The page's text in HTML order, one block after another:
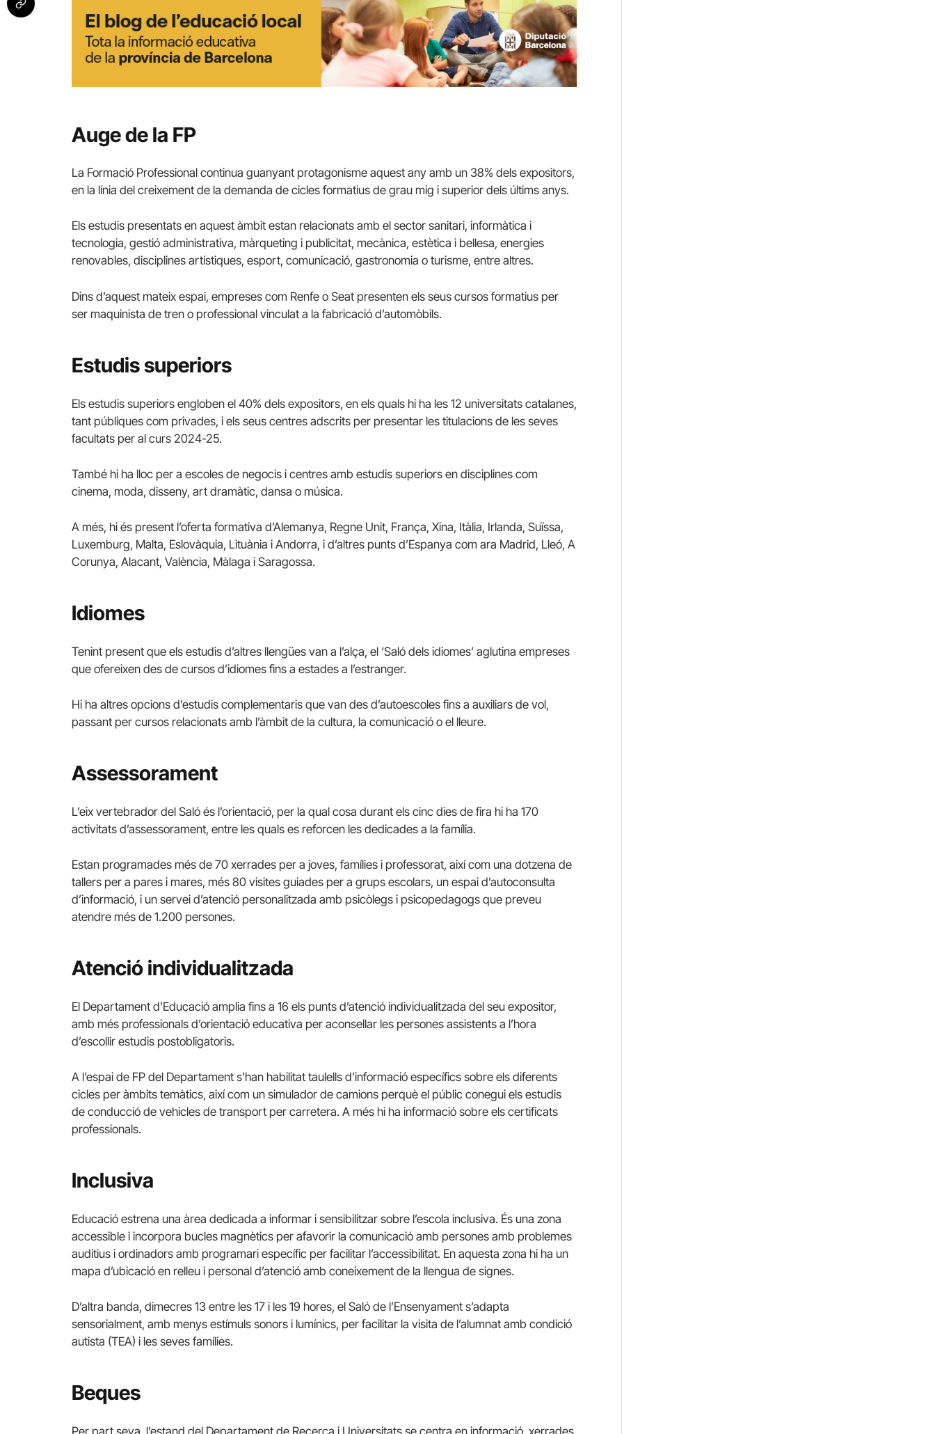
Auge de la FP
La Formació Professional continua guanyant protagonisme aquest any amb un 38% dels expositors,
en la línia del creixement de la demanda de cicles formatius de grau mig i superior dels últims anys.
Els estudis presentats en aquest àmbit estan relacionats amb el sector sanitari, informàtica i
tecnologia, gestió administrativa, màrqueting i publicitat, mecànica, estètica i bellesa, energies
renovables, disciplines artístiques, esport, comunicació, gastronomia o turisme, entre altres.
Dins d’aquest mateix espai, empreses com Renfe o Seat presenten els seus cursos formatius per
ser maquinista de tren o professional vinculat a la fabricació d’automòbils.
Estudis superiors
Els estudis superiors engloben el 40% dels expositors, en els quals hi ha les 12 universitats catalanes,
tant públiques com privades, i els seus centres adscrits per presentar les titulacions de les seves
facultats per al curs 2024-25.
També hi ha lloc per a escoles de negocis i centres amb estudis superiors en disciplines com
cinema, moda, disseny, art dramàtic, dansa o música.
A més, hi és present l’oferta formativa d’Alemanya, Regne Unit, França, Xina, Itàlia, Irlanda, Suïssa,
Luxemburg, Malta, Eslovàquia, Lituània i Andorra, i d’altres punts d’Espanya com ara Madrid, Lleó, A
Corunya, Alacant, València, Màlaga i Saragossa.
Idiomes
Tenint present que els estudis d’altres llengües van a l’alça, el ‘Saló dels idiomes’ aglutina empreses
que ofereixen des de cursos d’idiomes fins a estades a l’estranger.
Hi ha altres opcions d’estudis complementaris que van des d’autoescoles fins a auxiliars de vol,
passant per cursos relacionats amb l’àmbit de la cultura, la comunicació o el lleure.
Assessorament
L’eix vertebrador del Saló és l’orientació, per la qual cosa durant els cinc dies de fira hi ha 170
activitats d’assessorament, entre les quals es reforcen les dedicades a la família.
Estan programades més de 70 xerrades per a joves, famílies i professorat, així com una dotzena de
tallers per a pares i mares, més 80 visites guiades per a grups escolars, un espai d’autoconsulta
d’informació, i un servei d’atenció personalitzada amb psicòlegs i psicopedagogs que preveu
atendre més de 1.200 persones.
Atenció individualitzada
El Departament d’Educació amplia fins a 16 els punts d’atenció individualitzada del seu expositor,
amb més professionals d’orientació educativa per aconsellar les persones assistents a l’hora
d’escollir estudis postobligatoris.
A l’espai de FP del Departament s’han habilitat taulells d’informació específics sobre els diferents
cicles per àmbits temàtics, així com un simulador de camions perquè el públic conegui els estudis
de conducció de vehicles de transport per carretera. A més hi ha informació sobre els certificats
professionals.
Inclusiva
Educació estrena una àrea dedicada a informar i sensibilitzar sobre l’escola inclusiva. És una zona
accessible i incorpora bucles magnètics per afavorir la comunicació amb persones amb problemes
auditius i ordinadors amb programari específic per facilitar l’accessibilitat. En aquesta zona hi ha un
mapa d’ubicació en relleu i personal d’atenció amb coneixement de la llengua de signes.
D’altra banda, dimecres 13 entre les 17 i les 19 hores, el Saló de l’Ensenyament s’adapta
sensorialment, amb menys estímuls sonors i lumínics, per facilitar la visita de l’alumnat amb condició
autista (TEA) i les seves famílies.
Beques
Per part seva, l’estand del Departament de Recerca i Universitats se centra en informació, xerrades